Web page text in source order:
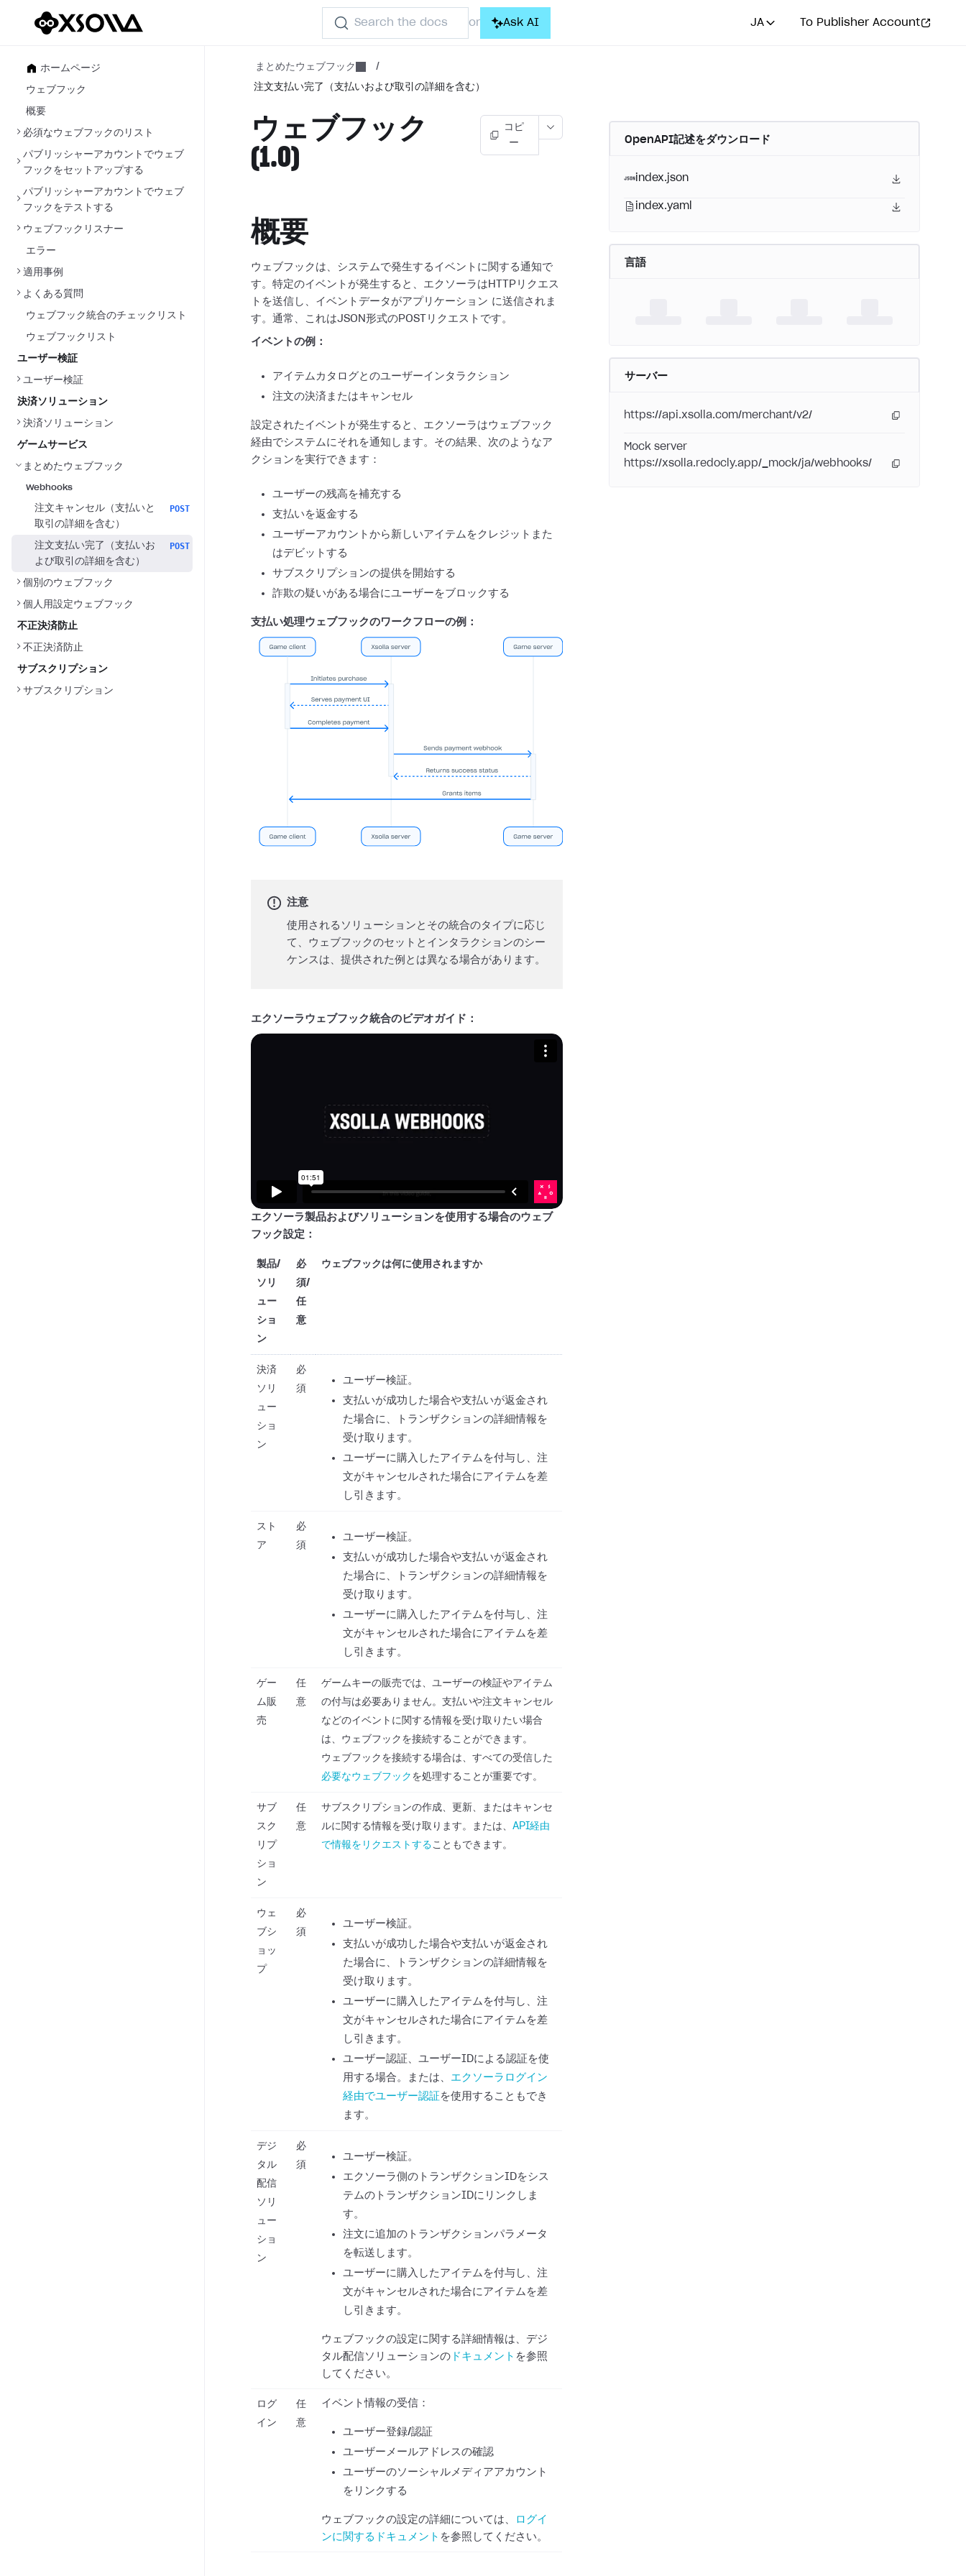
Search the docs or Ask AI JA To Publisher Account
ホームページ
ウェブフック
概要
必須なウェブフックのリスト
パブリッシャーアカウントでウェブ
フックをセットアップする
パブリッシャーアカウントでウェブ
フックをテストする
ウェブフックリスナー
エラー
適用事例
よくある質問
ウェブフック統合のチェックリスト
ウェブフックリスト
ユーザー検証
ユーザー検証
決済ソリューション
決済ソリューション
ゲームサービス
まとめたウェブフック
Webhooks
注文キャンセル（支払いと
取引の詳細を含む）
POST
注文支払い完了（支払いお
よび取引の詳細を含む）
POST
個別のウェブフック
個人用設定ウェブフック
不正決済防止
不正決済防止
サブスクリプション
サブスクリプション
まとめたウェブフック
/
注文支払い完了（支払いおよび取引の詳細を含む）
ウェブフック
(1.0)
コピ
ー
概要
ウェブフックは、システムで発生するイベントに関する通知で
す。特定のイベントが発生すると、エクソーラはHTTPリクエス
トを送信し、イベントデータがアプリケーション に送信されま
す。通常、これはJSON形式のPOSTリクエストです。
イベントの例：
アイテムカタログとのユーザーインタラクション
注文の決済またはキャンセル
設定されたイベントが発生すると、エクソーラはウェブフック
経由でシステムにそれを通知します。その結果、次のようなア
クションを実行できます：
ユーザーの残高を補充する
支払いを返金する
ユーザーアカウントから新しいアイテムをクレジットまた
はデビットする
サブスクリプションの提供を開始する
詐欺の疑いがある場合にユーザーをブロックする
支払い処理ウェブフックのワークフローの例：
注意
使用されるソリューションとその統合のタイプに応じ
て、ウェブフックのセットとインタラクションのシー
ケンスは、提供された例とは異なる場合があります。
エクソーラウェブフック統合のビデオガイド：
エクソーラ製品およびソリューションを使用する場合のウェブ
フック設定：
製品/
ソリ
ュー
ショ
ン
必
須/
任
意
ウェブフックは何に使用されますか
決済
ソリ
ュー
ショ
ン
必
須
ユーザー検証。
支払いが成功した場合や支払いが返金され
た場合に、トランザクションの詳細情報を
受け取ります。
ユーザーに購入したアイテムを付与し、注
文がキャンセルされた場合にアイテムを差
し引きます。
スト
ア
必
須
ユーザー検証。
支払いが成功した場合や支払いが返金され
た場合に、トランザクションの詳細情報を
受け取ります。
ユーザーに購入したアイテムを付与し、注
文がキャンセルされた場合にアイテムを差
し引きます。
ゲー
ム販
売
任
意
ゲームキーの販売では、ユーザーの検証やアイテム
の付与は必要ありません。支払いや注文キャンセル
などのイベントに関する情報を受け取りたい場合
は、ウェブフックを接続することができます。
ウェブフックを接続する場合は、すべての受信した
必要なウェブフック を処理することが重要です。
サブ
スク
リプ
ショ
ン
任
意
サブスクリプションの作成、更新、またはキャンセ
ルに関する情報を受け取ります。または、 API経由
で情報をリクエストすることもできます。
ウェ
ブシ
ョッ
プ
必
須
ユーザー検証。
支払いが成功した場合や支払いが返金され
た場合に、トランザクションの詳細情報を
受け取ります。
ユーザーに購入したアイテムを付与し、注
文がキャンセルされた場合にアイテムを差
し引きます。
ユーザー認証、ユーザーIDによる認証を使
用する場合。または、 エクソーラログイン
経由でユーザー認証 を使用することもでき
ます。
デジ
タル
配信
ソリ
ュー
ショ
ン
必
須
ユーザー検証。
エクソーラ側のトランザクションIDをシス
テムのトランザクションIDにリンクしま
す。
注文に追加のトランザクションパラメータ
を転送します。
ユーザーに購入したアイテムを付与し、注
文がキャンセルされた場合にアイテムを差
し引きます。
ウェブフックの設定に関する詳細情報は、デジ
タル配信ソリューションの ドキュメント を参照
してください。
ログ
イン
任
意
イベント情報の受信：
ユーザー登録/認証
ユーザーメールアドレスの確認
ユーザーのソーシャルメディアアカウント
をリンクする
ウェブフックの設定の詳細については、
ログイ
ンに関するドキュメント を参照してください。
OpenAPI記述をダウンロード
index.json
index.yaml
言語
サーバー
https://api.xsolla.com/merchant/v2/
Mock server
https://xsolla.redocly.app/_mock/ja/webhooks/